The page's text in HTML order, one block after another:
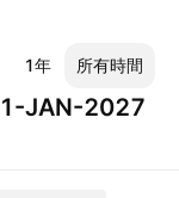
1年 所有時間
JAN-2027